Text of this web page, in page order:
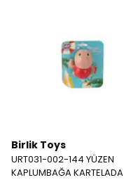
Birlik Toys
URT031-002-144 YÜZEN
KAPLUMBAĞA KARTELADA